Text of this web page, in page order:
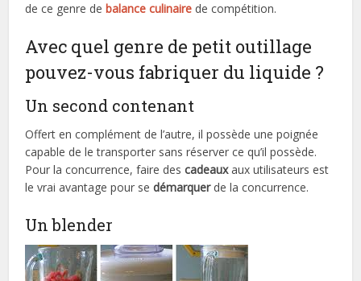
de ce genre de balance culinaire de compétition.
Avec quel genre de petit outillage
pouvez-vous fabriquer du liquide ?
Un second contenant
Offert en complément de l’autre, il possède une poignée
capable de le transporter sans réserver ce qu’il possède.
Pour la concurrence, faire descadeauxaux utilisateurs est
le vrai avantage pour sedémarquerde la concurrence.
Un blender